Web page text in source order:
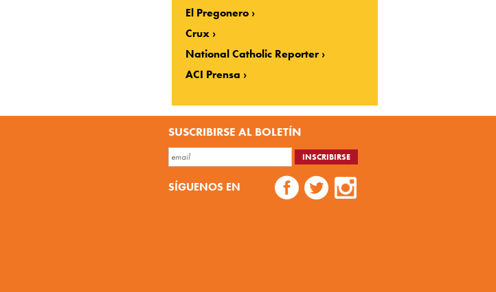
El Pregonero
Crux
National Catholic Reporter
ACI Prensa
SUSCRIBIRSE AL BOLETÍN
SÍGUENOS EN